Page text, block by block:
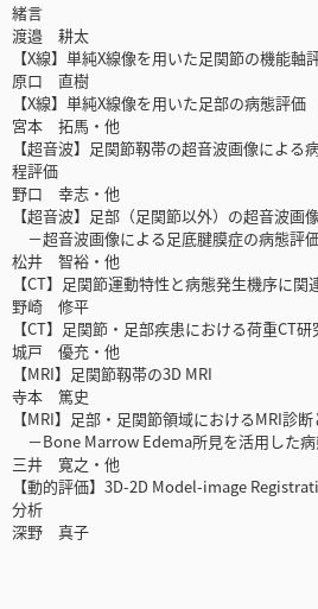
緒言
渡邉 耕太
【X線】単純X線像を用いた足関節の機能軸
原口 直樹
【X線】単純X線像を用いた足部の病態評価
宮本 拓馬・他
【超音波】足関節靱帯の超音波画像による
程評価
野口 幸志・他
【超音波】足部（足関節以外）の超音波画
－超音波画像による足底腱膜症の病態評
松井 智裕・他
【CT】足関節運動特性と病態発生機序に
野崎 修平
【CT】足関節・足部疾患における荷重CT研
城戸 優充・他
【MRI】足関節靱帯の3D MRI
寺本 篤史
【MRI】足部・足関節領域におけるMRI診
－Bone Marrow Edema所見を活用した
三井 寛之・他
【動的評価】3D-2D Model-image
分析
深野 真子